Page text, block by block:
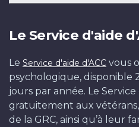
Le Service d'aide
Le Service d'aide d'ACC vous
psychologique, disponible
jours par année. Le Service
gratuitement aux
de la GRC, ainsi qu’à leur